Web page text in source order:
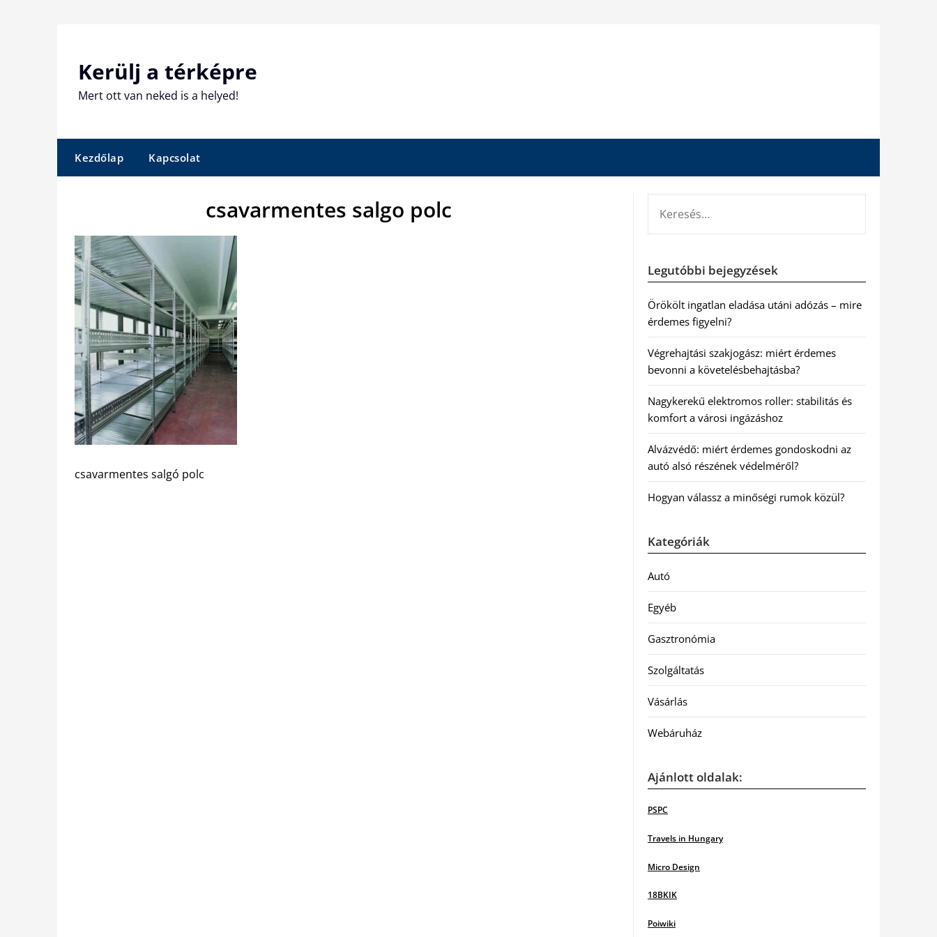
Kerülj a térképre
Mert ott van neked is a helyed!
Kezdőlap Kapcsolat
csavarmentes salgo polc
csavarmentes salgó polc
Legutóbbi bejegyzések
Örökölt ingatlan eladása utáni adózás – mire
érdemes figyelni?
Végrehajtási szakjogász: miért érdemes
bevonni a követelésbehajtásba?
Nagykerekű elektromos roller: stabilitás és
komfort a városi ingázáshoz
Alvázvédő: miért érdemes gondoskodni az
autó alsó részének védelméről?
Hogyan válassz a minőségi rumok közül?
Kategóriák
Autó
Egyéb
Gasztronómia
Szolgáltatás
Vásárlás
Webáruház
Ajánlott oldalak:
PSPC
Travels in Hungary
Micro Design
18BKIK
Poiwiki